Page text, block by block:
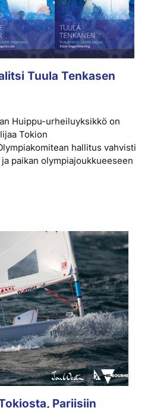
Tuula Tenkasen
Huippu-urheiluyksikkö on
Tokion
hallitus vahvisti
paikan olympiajoukkueeseen
Pariisiin